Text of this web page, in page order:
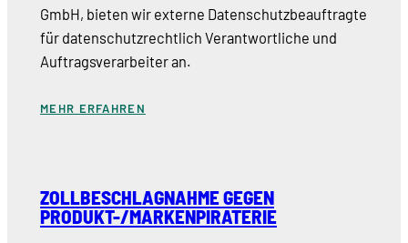
GmbH, bieten wir externe Datenschutzbeauftragte
für datenschutzrechtlich Verantwortliche und
Auftragsverarbeiter an.
MEHR ERFAHREN
ZOLLBESCHLAGNAHME GEGEN
PRODUKT-/MARKENPIRATERIE